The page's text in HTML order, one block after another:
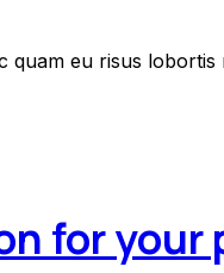
quam eu risus
for your